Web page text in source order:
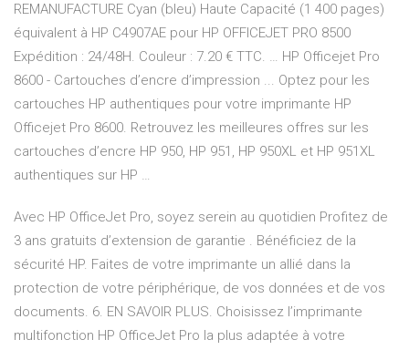
REMANUFACTURE Cyan (bleu) Haute Capacité (1 400 pages)
équivalent à HP C4907AE pour HP OFFICEJET PRO 8500
Expédition : 24/48H. Couleur : 7.20 € TTC. … HP Officejet Pro
8600 - Cartouches d’encre d’impression ... Optez pour les
cartouches HP authentiques pour votre imprimante HP
Officejet Pro 8600. Retrouvez les meilleures offres sur les
cartouches d’encre HP 950, HP 951, HP 950XL et HP 951XL
authentiques sur HP …
Avec HP OfficeJet Pro, soyez serein au quotidien Profitez de
3 ans gratuits d’extension de garantie . Bénéficiez de la
sécurité HP. Faites de votre imprimante un allié dans la
protection de votre périphérique, de vos données et de vos
documents. 6. EN SAVOIR PLUS. Choisissez l’imprimante
multifonction HP OfficeJet Pro la plus adaptée à votre